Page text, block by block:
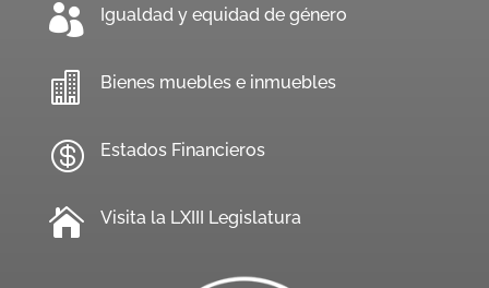
 Igualdad y equidad de género
 Bienes muebles e inmuebles
 Estados Financieros
 Visita la LXIII Legislatura